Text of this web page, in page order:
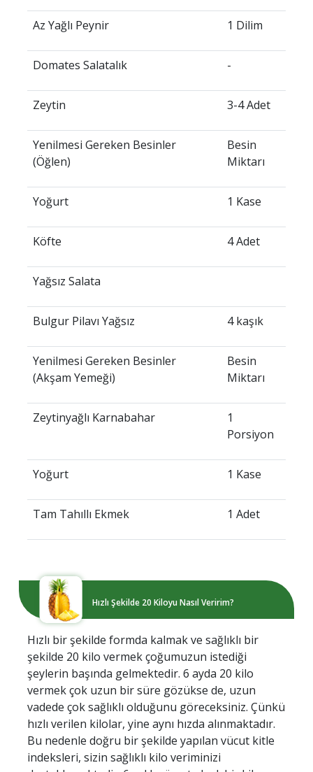
Az Yağlı Peynir 1 Dilim
Domates Salatalık -
Zeytin 3-4 Adet
Yenilmesi Gereken Besinler
(Öğlen)
Besin
Miktarı
Yoğurt 1 Kase
Köfte 4 Adet
Yağsız Salata
Bulgur Pilavı Yağsız 4 kaşık
Yenilmesi Gereken Besinler
(Akşam Yemeği)
Besin
Miktarı
Zeytinyağlı Karnabahar
1
Porsiyon
Yoğurt 1 Kase
Tam Tahıllı Ekmek 1 Adet
Hızlı Şekilde 20 Kiloyu Nasıl Veririm?
Hızlı bir şekilde formda kalmak ve sağlıklı bir
şekilde 20 kilo vermek çoğumuzun istediği
şeylerin başında gelmektedir. 6 ayda 20 kilo
vermek çok uzun bir süre gözükse de, uzun
vadede çok sağlıklı olduğunu göreceksiniz. Çünkü
hızlı verilen kilolar, yine aynı hızda alınmaktadır.
Bu nedenle doğru bir şekilde yapılan vücut kitle
indeksleri, sizin sağlıklı kilo veriminizi